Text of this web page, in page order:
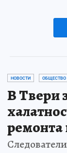
НОВОСТИ ОБЩЕСТВО
В Твери